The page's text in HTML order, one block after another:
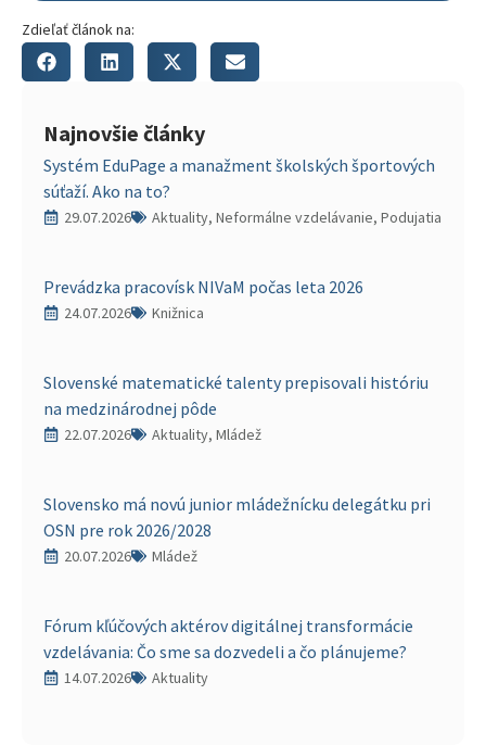
Zdieľať článok na:
Najnovšie články
Systém EduPage a manažment školských športových
súťaží. Ako na to?
29.07.2026 Aktuality, Neformálne vzdelávanie, Podujatia
Prevádzka pracovísk NIVaM počas leta 2026
24.07.2026 Knižnica
Slovenské matematické talenty prepisovali históriu
na medzinárodnej pôde
22.07.2026 Aktuality, Mládež
Slovensko má novú junior mládežnícku delegátku pri
OSN pre rok 2026/2028
20.07.2026 Mládež
Fórum kľúčových aktérov digitálnej transformácie
vzdelávania: Čo sme sa dozvedeli a čo plánujeme?
14.07.2026 Aktuality